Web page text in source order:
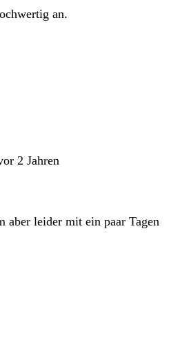
an.
2 Jahren
aber leider mit ein paar Tagen